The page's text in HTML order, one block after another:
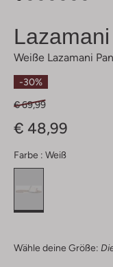
Lazamani
Weiße Lazamani
-30%
€ 69,99
€ 48,99
Farbe : Weiß
Wähle deine Größe: